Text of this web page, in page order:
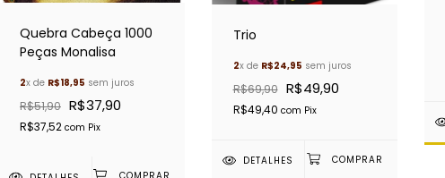
Quebra Cabeça 1000
Peças Monalisa
2x de R$18,95 sem juros
R$51,90 R$37,90
R$37,52 com Pix
Trio
2x de R$24,95 sem juros
R$69,90 R$49,90
R$49,40 com Pix
DETALHES